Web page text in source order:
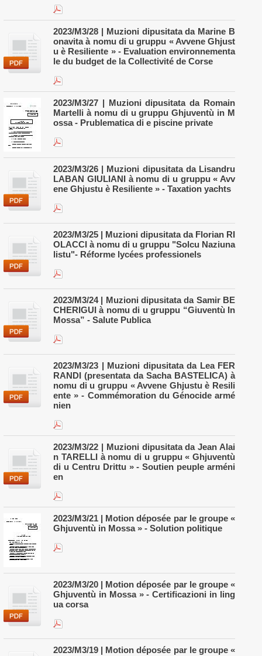
2023/M3/28 | Muzioni dipusitata da Marine B
onavita à nomu di u gruppu « Avvene Ghjust
u è Resiliente » - Evaluation environnementa
le du budget de la Collectivité de Corse
2023/M3/27 | Muzioni dipusitata da Romain
Martelli à nomu di u gruppu Ghjuventù in M
ossa - Prublematica di e piscine private
2023/M3/26 | Muzioni dipusitata da Lisandru
LABAN GIULIANI à nomu di u gruppu « Avv
ene Ghjustu è Resiliente » - Taxation yachts
2023/M3/25 | Muzioni dipusitata da Florian RI
OLACCI à nomu di u gruppu "Solcu Naziuna
listu"- Réforme lycées professionels
2023/M3/24 | Muzioni dipusitata da Samir BE
CHERIGUI à nomu di u gruppu “Giuventù In
Mossa” - Salute Publica
2023/M3/23 | Muzioni dipusitata da Lea FER
RANDI (presentata da Sacha BASTELICA) à
nomu di u gruppu « Avvene Ghjustu è Resili
ente » - Commémoration du Génocide armé
nien
2023/M3/22 | Muzioni dipusitata da Jean Alai
n TARELLI à nomu di u gruppu « Ghjuventù
di u Centru Drittu » - Soutien peuple arméni
en
2023/M3/21 | Motion déposée par le groupe «
Ghjuventù in Mossa » - Solution politique
2023/M3/20 | Motion déposée par le groupe «
Ghjuventù in Mossa » - Certificazioni in ling
ua corsa
2023/M3/19 | Motion déposée par le groupe «